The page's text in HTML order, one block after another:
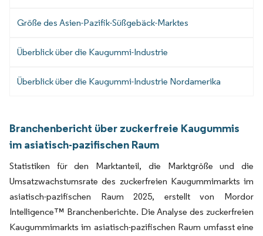
Größe des Asien-Pazifik-Süßgebäck-Marktes
Überblick über die Kaugummi-Industrie
Überblick über die Kaugummi-Industrie Nordamerika
Branchenbericht über zuckerfreie Kaugummis
im asiatisch-pazifischen Raum
Statistiken für den Marktanteil, die Marktgröße und die
Umsatzwachstumsrate des zuckerfreien Kaugummimarkts im
asiatisch-pazifischen Raum 2025, erstellt von Mordor
Intelligence™ Branchenberichte. Die Analyse des zuckerfreien
Kaugummimarkts im asiatisch-pazifischen Raum umfasst eine